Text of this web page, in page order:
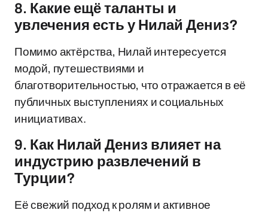
8. Какие ещё таланты и
увлечения есть у Нилай Дениз?
Помимо актёрства, Нилай интересуется
модой, путешествиями и
благотворительностью, что отражается в её
публичных выступлениях и социальных
инициативах.
9. Как Нилай Дениз влияет на
индустрию развлечений в
Турции?
Её свежий подход к ролям и активное